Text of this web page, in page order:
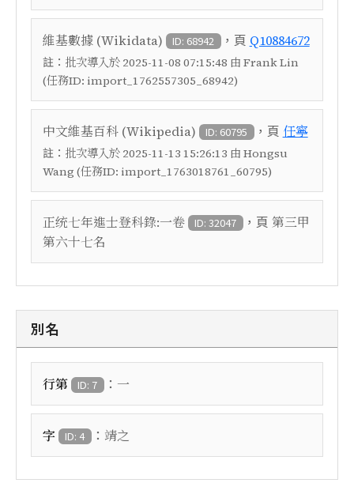
維基數據 (Wikidata) ID: 68942 ，頁 Q10884672
註： 批次導入於 2025-11-08 07:15:48 由 Frank Lin
(任務ID: import_1762557305_68942)
中文維基百科 (Wikipedia) ID: 60795 ，頁 任寧
註： 批次導入於 2025-11-13 15:26:13 由 Hongsu
Wang (任務ID: import_1763018761_60795)
正统七年進士登科錄:一卷 ID: 32047 ，頁 第三甲
第六十七名
別名
行第 ID: 7 ： 一
字 ID: 4 ： 靖之